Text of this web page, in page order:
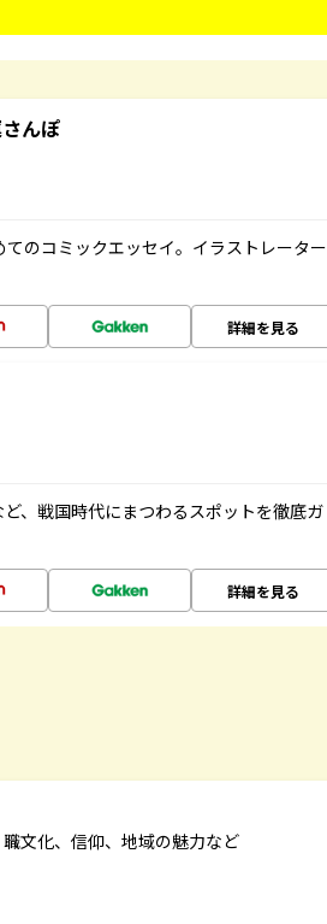
んぽ
のコミックエッセイ。イラストレーター
詳細を見る
、戦国時代にまつわるスポットを徹底ガ
詳細を見る
文化、信仰、地域の魅力など